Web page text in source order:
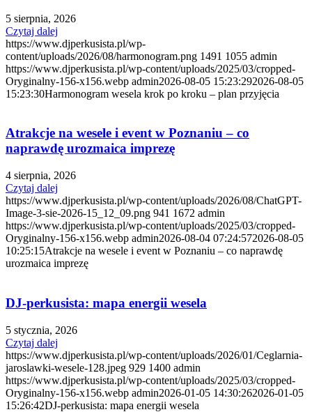
5 sierpnia, 2026
Czytaj dalej
https://www.djperkusista.pl/wp-
content/uploads/2026/08/harmonogram.png 1491 1055 admin
https://www.djperkusista.pl/wp-content/uploads/2025/03/cropped-
Oryginalny-156-x156.webp admin2026-08-05 15:23:292026-08-05
15:23:30Harmonogram wesela krok po kroku – plan przyjęcia
Atrakcje na wesele i event w Poznaniu – co
naprawdę urozmaica imprezę
4 sierpnia, 2026
Czytaj dalej
https://www.djperkusista.pl/wp-content/uploads/2026/08/ChatGPT-
Image-3-sie-2026-15_12_09.png 941 1672 admin
https://www.djperkusista.pl/wp-content/uploads/2025/03/cropped-
Oryginalny-156-x156.webp admin2026-08-04 07:24:572026-08-05
10:25:15Atrakcje na wesele i event w Poznaniu – co naprawdę
urozmaica imprezę
DJ-perkusista: mapa energii wesela
5 stycznia, 2026
Czytaj dalej
https://www.djperkusista.pl/wp-content/uploads/2026/01/Ceglarnia-
jaroslawki-wesele-128.jpeg 929 1400 admin
https://www.djperkusista.pl/wp-content/uploads/2025/03/cropped-
Oryginalny-156-x156.webp admin2026-01-05 14:30:262026-01-05
15:26:42DJ-perkusista: mapa energii wesela